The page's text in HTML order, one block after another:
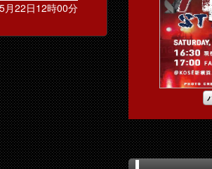
月22日12時00分